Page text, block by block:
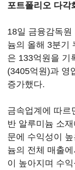
포트폴리오 다각
18일 금융감독원
늄의 올해 3분기
은 133억원을 기
(3405억원)과 영
증가했다.
금속업계에 따르
반 알루미늄 소
문에 수익성이
늄의 전체 매출
이 높아지며 수